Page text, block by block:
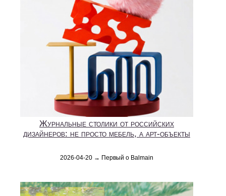
Журнальные столики от российских
дизайнеров: не просто мебель, а арт-объекты
2026-04-20 → Первый о Balmain